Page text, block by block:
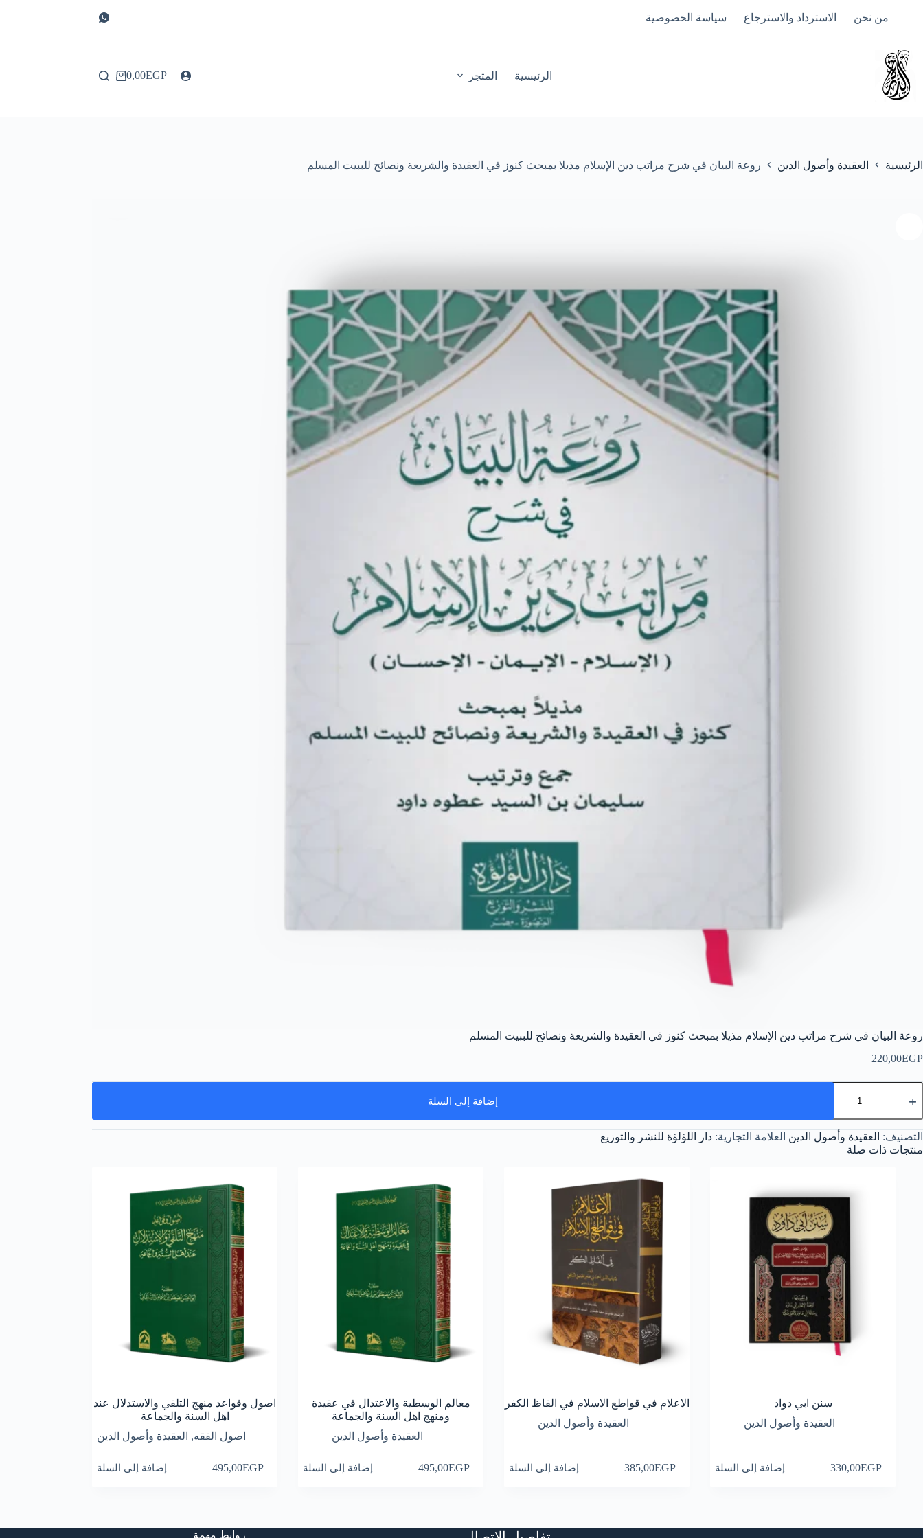
من نحن الاسترداد والاسترجاع سياسة الخصوصية
الرئيسية المتجر
عربة0,00EGP
الرئيسية العقيدة وأصول الدين روعة البيان في شرح مراتب دين الإسلام مذيلا بمبحث كنوز في العقيدة والشريعة ونصائح للببيت المسلم
روعة البيان في شرح مراتب دين الإسلام مذيلا بمبحث كنوز في العقيدة والشريعة ونصائح للببيت المسلم
220,00EGP
كمية
روعة
شرح
مراتب
إضافة إلى السلة
التصنيف: العقيدة وأصول الدين العلامة التجارية: دار اللؤلؤة للنشر والتوزيع
منتجات ذات صلة
سنن ابي دواد
العقيدة وأصول الدين
330,00EGP إضافة إلى السلة
الاعلام في قواطع الاسلام في الفاظ الكفر
العقيدة وأصول الدين
385,00EGP إضافة إلى السلة
معالم الوسطية والاعتدال في عقيدة
ومنهج اهل السنة والجماعة
العقيدة وأصول الدين
495,00EGP إضافة إلى السلة
اصول وقواعد منهج التلقي والاستدلال عند
اهل السنة والجماعة
اصول الفقه, العقيدة وأصول الدين
495,00EGP إضافة إلى السلة
روابط مهمة